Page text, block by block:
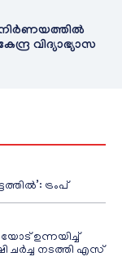
വിദ്യാഭ്യാസ
ട്രംപ്
ഉന്നയിച്ച്
ചർച്ച നടത്തി എസ്